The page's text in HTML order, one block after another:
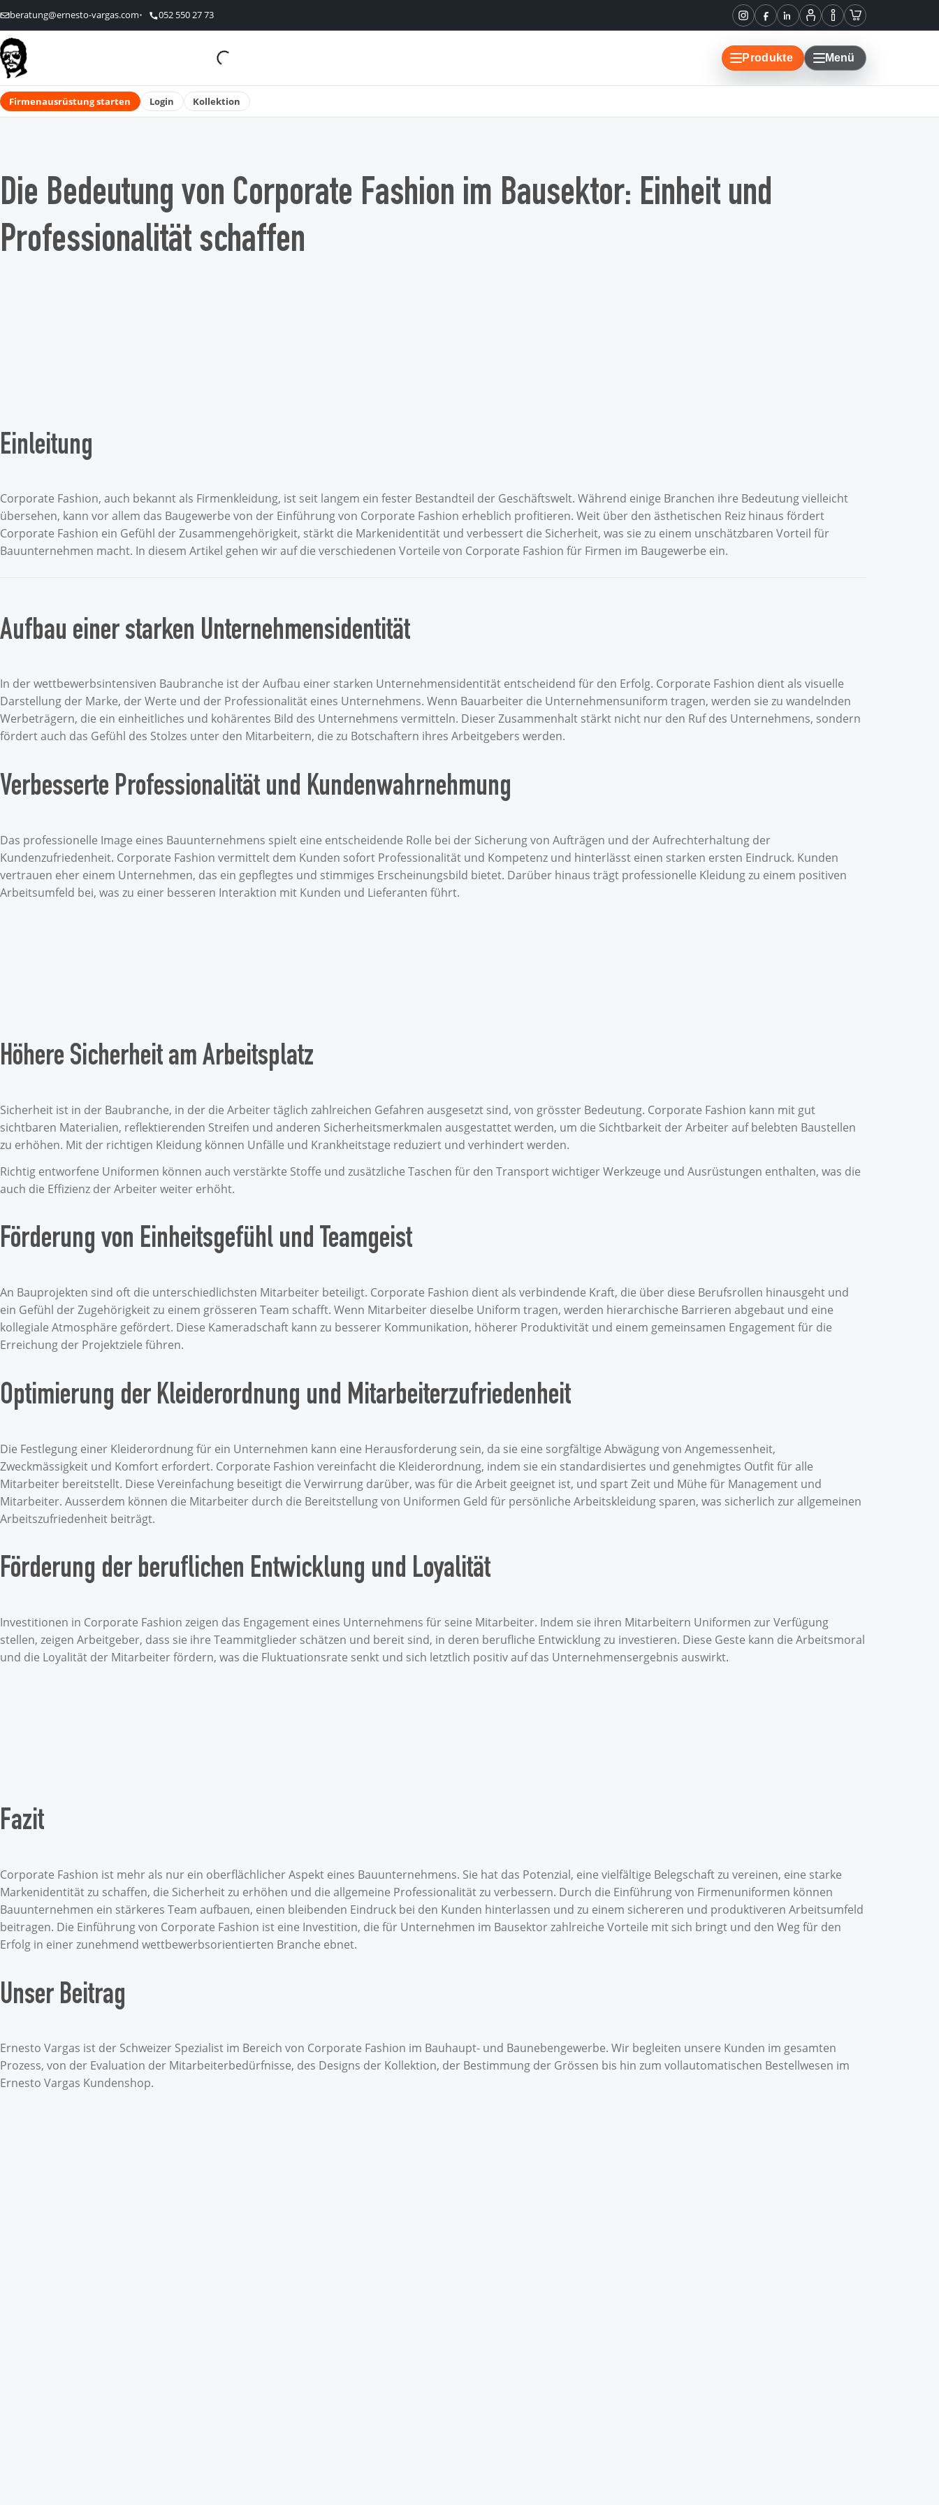
Mein
Konto
Informationen
Warenkorb
beratung@ernesto-vargas.com 052 550 27 73 Instagram
FacebookLinkedIn
Produkte Menü
Firmenausrüstung starten Login Kollektion
Die Bedeutung von Corporate Fashion im Bausektor: Einheit und
Professionalität schaffen
Einleitung
Corporate Fashion, auch bekannt als Firmenkleidung, ist seit langem ein fester Bestandteil der Geschäftswelt. Während einige Branchen ihre Bedeutung vielleicht
übersehen, kann vor allem das Baugewerbe von der Einführung von Corporate Fashion erheblich profitieren. Weit über den ästhetischen Reiz hinaus fördert
Corporate Fashion ein Gefühl der Zusammengehörigkeit, stärkt die Markenidentität und verbessert die Sicherheit, was sie zu einem unschätzbaren Vorteil für
Bauunternehmen macht. In diesem Artikel gehen wir auf die verschiedenen Vorteile von Corporate Fashion für Firmen im Baugewerbe ein.
Aufbau einer starken Unternehmensidentität
In der wettbewerbsintensiven Baubranche ist der Aufbau einer starken Unternehmensidentität entscheidend für den Erfolg. Corporate Fashion dient als visuelle
Darstellung der Marke, der Werte und der Professionalität eines Unternehmens. Wenn Bauarbeiter die Unternehmensuniform tragen, werden sie zu wandelnden
Werbeträgern, die ein einheitliches und kohärentes Bild des Unternehmens vermitteln. Dieser Zusammenhalt stärkt nicht nur den Ruf des Unternehmens, sondern
fördert auch das Gefühl des Stolzes unter den Mitarbeitern, die zu Botschaftern ihres Arbeitgebers werden.
Verbesserte Professionalität und Kundenwahrnehmung
Das professionelle Image eines Bauunternehmens spielt eine entscheidende Rolle bei der Sicherung von Aufträgen und der Aufrechterhaltung der
Kundenzufriedenheit. Corporate Fashion vermittelt dem Kunden sofort Professionalität und Kompetenz und hinterlässt einen starken ersten Eindruck. Kunden
vertrauen eher einem Unternehmen, das ein gepflegtes und stimmiges Erscheinungsbild bietet. Darüber hinaus trägt professionelle Kleidung zu einem positiven
Arbeitsumfeld bei, was zu einer besseren Interaktion mit Kunden und Lieferanten führt.
Höhere Sicherheit am Arbeitsplatz
Sicherheit ist in der Baubranche, in der die Arbeiter täglich zahlreichen Gefahren ausgesetzt sind, von grösster Bedeutung. Corporate Fashion kann mit gut
sichtbaren Materialien, reflektierenden Streifen und anderen Sicherheitsmerkmalen ausgestattet werden, um die Sichtbarkeit der Arbeiter auf belebten Baustellen
zu erhöhen. Mit der richtigen Kleidung können Unfälle und Krankheitstage reduziert und verhindert werden.
Richtig entworfene Uniformen können auch verstärkte Stoffe und zusätzliche Taschen für den Transport wichtiger Werkzeuge und Ausrüstungen enthalten, was die
auch die Effizienz der Arbeiter weiter erhöht.
Förderung von Einheitsgefühl und Teamgeist
An Bauprojekten sind oft die unterschiedlichsten Mitarbeiter beteiligt. Corporate Fashion dient als verbindende Kraft, die über diese Berufsrollen hinausgeht und
ein Gefühl der Zugehörigkeit zu einem grösseren Team schafft. Wenn Mitarbeiter dieselbe Uniform tragen, werden hierarchische Barrieren abgebaut und eine
kollegiale Atmosphäre gefördert. Diese Kameradschaft kann zu besserer Kommunikation, höherer Produktivität und einem gemeinsamen Engagement für die
Erreichung der Projektziele führen.
Optimierung der Kleiderordnung und Mitarbeiterzufriedenheit
Die Festlegung einer Kleiderordnung für ein Unternehmen kann eine Herausforderung sein, da sie eine sorgfältige Abwägung von Angemessenheit,
Zweckmässigkeit und Komfort erfordert. Corporate Fashion vereinfacht die Kleiderordnung, indem sie ein standardisiertes und genehmigtes Outfit für alle
Mitarbeiter bereitstellt. Diese Vereinfachung beseitigt die Verwirrung darüber, was für die Arbeit geeignet ist, und spart Zeit und Mühe für Management und
Mitarbeiter. Ausserdem können die Mitarbeiter durch die Bereitstellung von Uniformen Geld für persönliche Arbeitskleidung sparen, was sicherlich zur allgemeinen
Arbeitszufriedenheit beiträgt.
Förderung der beruflichen Entwicklung und Loyalität
Investitionen in Corporate Fashion zeigen das Engagement eines Unternehmens für seine Mitarbeiter. Indem sie ihren Mitarbeitern Uniformen zur Verfügung
stellen, zeigen Arbeitgeber, dass sie ihre Teammitglieder schätzen und bereit sind, in deren berufliche Entwicklung zu investieren. Diese Geste kann die Arbeitsmoral
und die Loyalität der Mitarbeiter fördern, was die Fluktuationsrate senkt und sich letztlich positiv auf das Unternehmensergebnis auswirkt.
Fazit
Corporate Fashion ist mehr als nur ein oberflächlicher Aspekt eines Bauunternehmens. Sie hat das Potenzial, eine vielfältige Belegschaft zu vereinen, eine starke
Markenidentität zu schaffen, die Sicherheit zu erhöhen und die allgemeine Professionalität zu verbessern. Durch die Einführung von Firmenuniformen können
Bauunternehmen ein stärkeres Team aufbauen, einen bleibenden Eindruck bei den Kunden hinterlassen und zu einem sichereren und produktiveren Arbeitsumfeld
beitragen. Die Einführung von Corporate Fashion ist eine Investition, die für Unternehmen im Bausektor zahlreiche Vorteile mit sich bringt und den Weg für den
Erfolg in einer zunehmend wettbewerbsorientierten Branche ebnet.
Unser Beitrag
Ernesto Vargas ist der Schweizer Spezialist im Bereich von Corporate Fashion im Bauhaupt- und Baunebengewerbe. Wir begleiten unsere Kunden im gesamten
Prozess, von der Evaluation der Mitarbeiterbedürfnisse, des Designs der Kollektion, der Bestimmung der Grössen bis hin zum vollautomatischen Bestellwesen im
Ernesto Vargas Kundenshop.